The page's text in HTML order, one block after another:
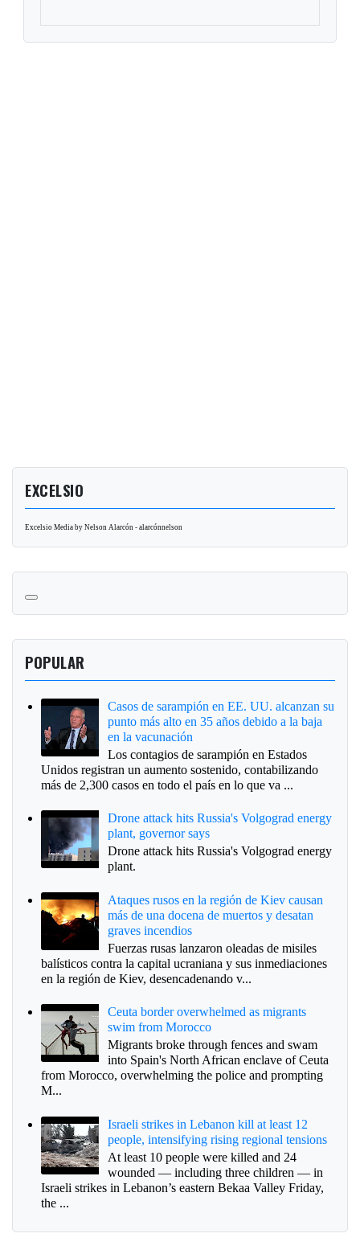
EXCELSIO
Excelsio Media by Nelson Alarcón - alarcónnelson
POPULAR
Casos de sarampión en EE. UU. alcanzan su
punto más alto en 35 años debido a la baja
en la vacunación
Los contagios de sarampión en Estados
Unidos registran un aumento sostenido, contabilizando
más de 2,300 casos en todo el país en lo que va ...
Drone attack hits Russia's Volgograd energy
plant, governor says
Drone attack hits Russia's Volgograd energy
plant.
Ataques rusos en la región de Kiev causan
más de una docena de muertos y desatan
graves incendios
Fuerzas rusas lanzaron oleadas de misiles
balísticos contra la capital ucraniana y sus inmediaciones
en la región de Kiev, desencadenando v...
Ceuta border overwhelmed as migrants
swim from Morocco
Migrants broke through fences and swam
into Spain's North African enclave of Ceuta
from Morocco, overwhelming the police and prompting
M...
Israeli strikes in Lebanon kill at least 12
people, intensifying rising regional tensions
At least 10 people were killed and 24
wounded — including three children — in
Israeli strikes in Lebanon’s eastern Bekaa Valley Friday,
the ...